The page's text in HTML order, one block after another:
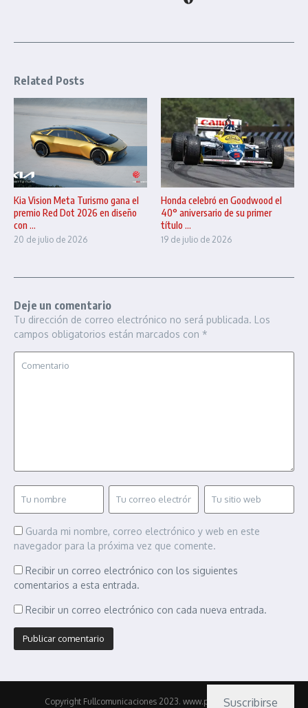
Related Posts
Kia Vision Meta Turismo gana el
premio Red Dot 2026 en diseño
con ...
20 de julio de 2026
Honda celebró en Goodwood el
40° aniversario de su primer
título ...
19 de julio de 2026
Deje un comentario
Tu dirección de correo electrónico no será publicada. Los
campos obligatorios están marcados con *
Guarda mi nombre, correo electrónico y web en este
navegador para la próxima vez que comente.
Recibir un correo electrónico con los siguientes
comentarios a esta entrada.
Recibir un correo electrónico con cada nueva entrada.
Copyright Fullcomunicaciones 2023. www.pasionmotor.cl |
Suscribirse